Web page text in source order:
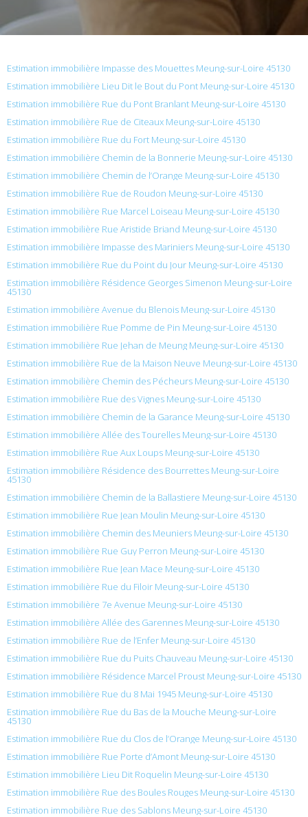
Estimation immobilière Impasse des Mouettes Meung-sur-Loire 45130
Estimation immobilière Lieu Dit le Bout du Pont Meung-sur-Loire 45130
Estimation immobilière Rue du Pont Branlant Meung-sur-Loire 45130
Estimation immobilière Rue de Citeaux Meung-sur-Loire 45130
Estimation immobilière Rue du Fort Meung-sur-Loire 45130
Estimation immobilière Chemin de la Bonnerie Meung-sur-Loire 45130
Estimation immobilière Chemin de l’Orange Meung-sur-Loire 45130
Estimation immobilière Rue de Roudon Meung-sur-Loire 45130
Estimation immobilière Rue Marcel Loiseau Meung-sur-Loire 45130
Estimation immobilière Rue Aristide Briand Meung-sur-Loire 45130
Estimation immobilière Impasse des Mariniers Meung-sur-Loire 45130
Estimation immobilière Rue du Point du Jour Meung-sur-Loire 45130
Estimation immobilière Résidence Georges Simenon Meung-sur-Loire
45130
Estimation immobilière Avenue du Blenois Meung-sur-Loire 45130
Estimation immobilière Rue Pomme de Pin Meung-sur-Loire 45130
Estimation immobilière Rue Jehan de Meung Meung-sur-Loire 45130
Estimation immobilière Rue de la Maison Neuve Meung-sur-Loire 45130
Estimation immobilière Chemin des Pécheurs Meung-sur-Loire 45130
Estimation immobilière Rue des Vignes Meung-sur-Loire 45130
Estimation immobilière Chemin de la Garance Meung-sur-Loire 45130
Estimation immobilière Allée des Tourelles Meung-sur-Loire 45130
Estimation immobilière Rue Aux Loups Meung-sur-Loire 45130
Estimation immobilière Résidence des Bourrettes Meung-sur-Loire
45130
Estimation immobilière Chemin de la Ballastiere Meung-sur-Loire 45130
Estimation immobilière Rue Jean Moulin Meung-sur-Loire 45130
Estimation immobilière Chemin des Meuniers Meung-sur-Loire 45130
Estimation immobilière Rue Guy Perron Meung-sur-Loire 45130
Estimation immobilière Rue Jean Mace Meung-sur-Loire 45130
Estimation immobilière Rue du Filoir Meung-sur-Loire 45130
Estimation immobilière 7e Avenue Meung-sur-Loire 45130
Estimation immobilière Allée des Garennes Meung-sur-Loire 45130
Estimation immobilière Rue de l’Enfer Meung-sur-Loire 45130
Estimation immobilière Rue du Puits Chauveau Meung-sur-Loire 45130
Estimation immobilière Résidence Marcel Proust Meung-sur-Loire 45130
Estimation immobilière Rue du 8 Mai 1945 Meung-sur-Loire 45130
Estimation immobilière Rue du Bas de la Mouche Meung-sur-Loire
45130
Estimation immobilière Rue du Clos de l’Orange Meung-sur-Loire 45130
Estimation immobilière Rue Porte d’Amont Meung-sur-Loire 45130
Estimation immobilière Lieu Dit Roquelin Meung-sur-Loire 45130
Estimation immobilière Rue des Boules Rouges Meung-sur-Loire 45130
Estimation immobilière Rue des Sablons Meung-sur-Loire 45130